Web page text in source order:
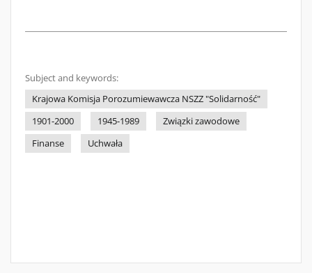
Subject and keywords:
Krajowa Komisja Porozumiewawcza NSZZ "Solidarność"
1901-2000
1945-1989
Związki zawodowe
Finanse
Uchwała